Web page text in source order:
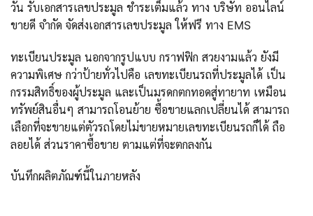
วัน รับเอกสารเลขประมูล ชำระเต็มแล้ว ทาง บริษัท ออนไลน์
ขายดี จำกัด จัดส่งเอกสารเลขประมูล ให้ฟรี ทาง EMS
ทะเบียนประมูล นอกจากรูปแบบ กราฟฟิก สวยงามแล้ว ยังมี
ความพิเศษ กว่าป้ายทั่วไปคือ เลขทะเบียนรถที่ประมูลได้ เป็น
กรรมสิทธิ์ของผู้ประมูล และเป็นมรดกตกทอดสู่ทายาท เหมือน
ทรัพย์สินอื่นๆ สามารถโอนย้าย ซื้อขายแลกเปลี่ยนได้ สามารถ
เลือกที่จะขายแต่ตัวรถโดยไม่ขายหมายเลขทะเบียนรถก็ได้ ถือ
ลอยได้ ส่วนราคาซื้อขาย ตามแต่ที่จะตกลงกัน
บันทึกผลิตภัณฑ์นี้ในภายหลัง